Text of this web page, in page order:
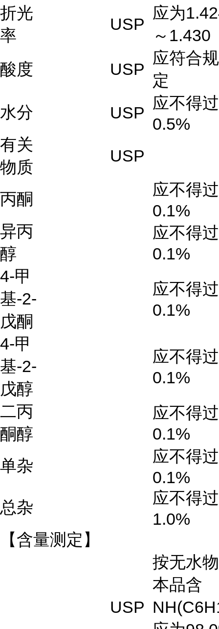
折光
率
USP
应为
～1.430
酸度
USP
应符合规
定
水分
USP
应不得过
0.5%
有关
物质
USP
丙酮
应不得过
0.1%
异丙
醇
应不得过
0.1%
4-甲
基-2-
戊酮
应不得过
0.1%
4-甲
基-2-
戊醇
应不得过
0.1%
二丙
酮醇
应不得过
0.1%
单杂
应不得过
0.1%
总杂
应不得过
1.0%
【含量测定】
USP
按无水
本品含